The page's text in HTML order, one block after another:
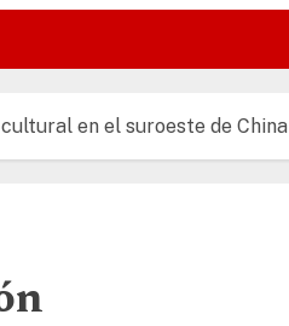
en el suroeste de China